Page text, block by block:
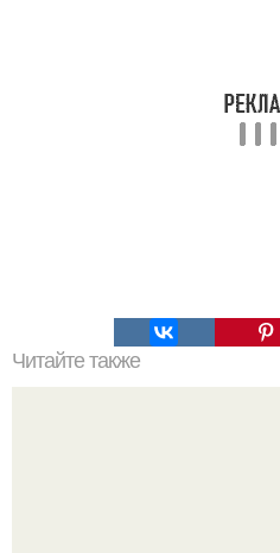
Читайте также